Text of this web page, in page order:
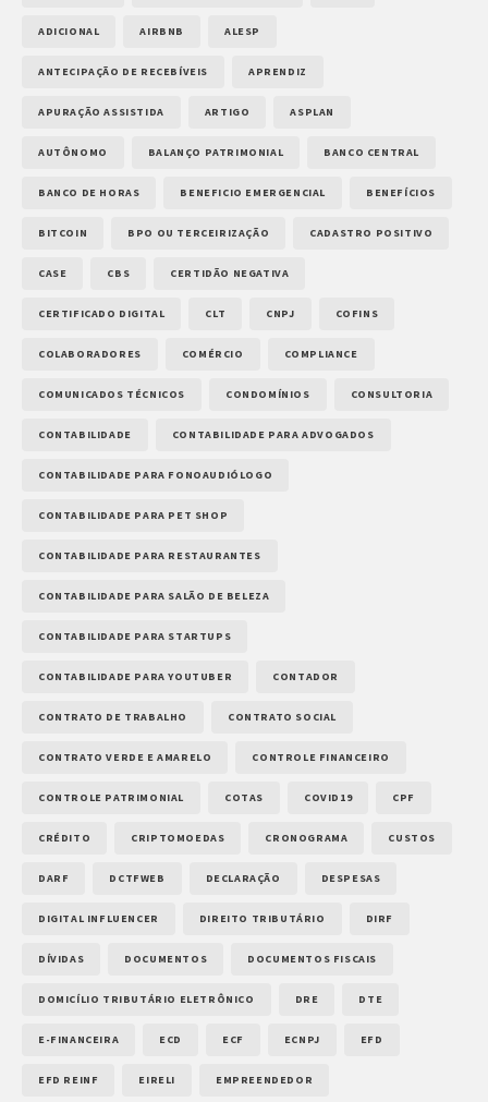
ADICIONAL AIRBNB ALESP
ANTECIPAÇÃO DE RECEBÍVEIS APRENDIZ
APURAÇÃO ASSISTIDA ARTIGO ASPLAN
AUTÔNOMO BALANÇO PATRIMONIAL BANCO CENTRAL
BANCO DE HORAS BENEFICIO EMERGENCIAL BENEFÍCIOS
BITCOIN BPO OU TERCEIRIZAÇÃO CADASTRO POSITIVO
CASE CBS CERTIDÃO NEGATIVA
CERTIFICADO DIGITAL CLT CNPJ COFINS
COLABORADORES COMÉRCIO COMPLIANCE
COMUNICADOS TÉCNICOS CONDOMÍNIOS CONSULTORIA
CONTABILIDADE CONTABILIDADE PARA ADVOGADOS
CONTABILIDADE PARA FONOAUDIÓLOGO
CONTABILIDADE PARA PET SHOP
CONTABILIDADE PARA RESTAURANTES
CONTABILIDADE PARA SALÃO DE BELEZA
CONTABILIDADE PARA STARTUPS
CONTABILIDADE PARA YOUTUBER CONTADOR
CONTRATO DE TRABALHO CONTRATO SOCIAL
CONTRATO VERDE E AMARELO CONTROLE FINANCEIRO
CONTROLE PATRIMONIAL COTAS COVID19 CPF
CRÉDITO CRIPTOMOEDAS CRONOGRAMA CUSTOS
DARF DCTFWEB DECLARAÇÃO DESPESAS
DIGITAL INFLUENCER DIREITO TRIBUTÁRIO DIRF
DÍVIDAS DOCUMENTOS DOCUMENTOS FISCAIS
DOMICÍLIO TRIBUTÁRIO ELETRÔNICO DRE DTE
E-FINANCEIRA ECD ECF ECNPJ EFD
EFD REINF EIRELI EMPREENDEDOR